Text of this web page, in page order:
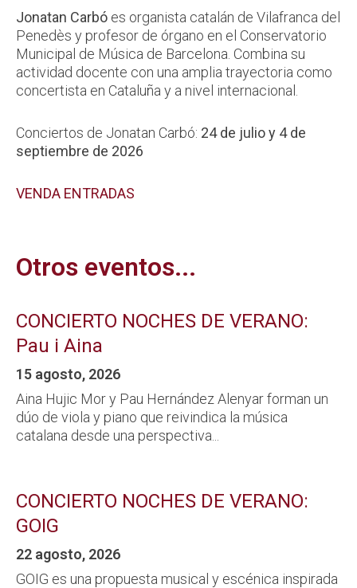
Jonatan Carbó es organista catalán de Vilafranca del
Penedès y profesor de órgano en el Conservatorio
Municipal de Música de Barcelona. Combina su
actividad docente con una amplia trayectoria como
concertista en Cataluña y a nivel internacional.
Conciertos de Jonatan Carbó: 24 de julio y 4 de
septiembre de 2026
VENDA ENTRADAS
Otros eventos...
CONCIERTO NOCHES DE VERANO:
Pau i Aina
15 agosto, 2026
Aina Hujic Mor y Pau Hernández Alenyar forman un
dúo de viola y piano que reivindica la música
catalana desde una perspectiva...
CONCIERTO NOCHES DE VERANO:
GOIG
22 agosto, 2026
GOIG es una propuesta musical y escénica inspirada